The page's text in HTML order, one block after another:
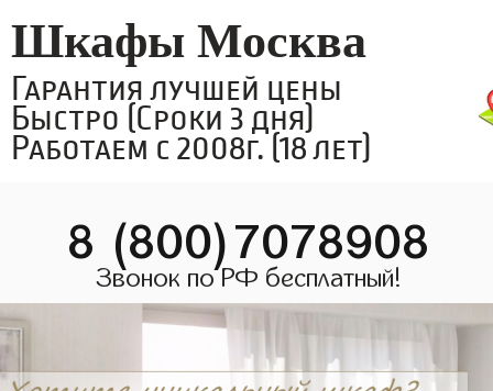
Шкафы Москва
Гарантия лучшей цены
Быстро (Сроки 3 дня)
Работаем с 2008г. (18 лет)
8 (800)7078908
Звонок по РФ бесплатный!